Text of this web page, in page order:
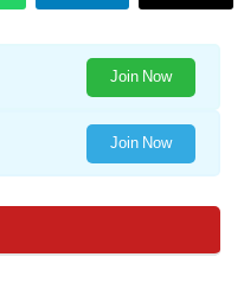
Join Now
Join Now